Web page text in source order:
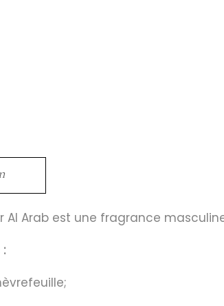
Al Arab est une fragrance